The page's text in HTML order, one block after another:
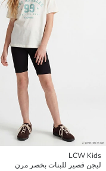
LCW Kids
ليجن قصير للبنات بخصر مرن